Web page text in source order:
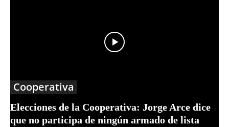
Cooperativa
Elecciones de la Cooperativa: Jorge Arce dice
que no participa de ningún armado de lista